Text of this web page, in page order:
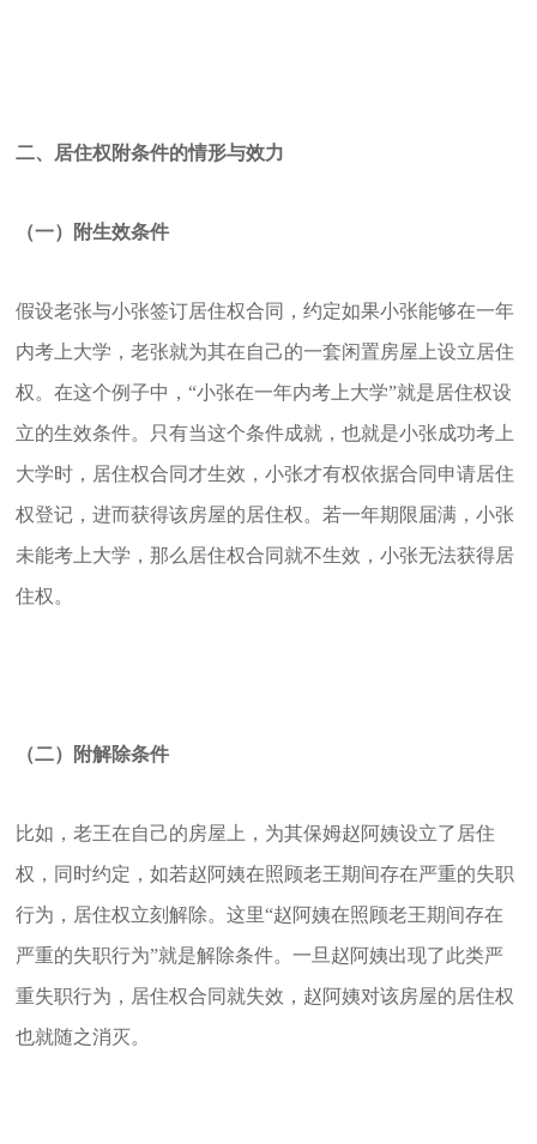
二、居住权附条件的情形与效力
（一）附生效条件
假设老张与小张签订居住权合同，约定如果小张能够在一年
内考上大学，老张就为其在自己的一套闲置房屋上设立居住
权。在这个例子中，“小张在一年内考上大学”就是居住权设
立的生效条件。只有当这个条件成就，也就是小张成功考上
大学时，居住权合同才生效，小张才有权依据合同申请居住
权登记，进而获得该房屋的居住权。若一年期限届满，小张
未能考上大学，那么居住权合同就不生效，小张无法获得居
住权。
（二）附解除条件
比如，老王在自己的房屋上，为其保姆赵阿姨设立了居住
权，同时约定，如若赵阿姨在照顾老王期间存在严重的失职
行为，居住权立刻解除。这里“赵阿姨在照顾老王期间存在
严重的失职行为”就是解除条件。一旦赵阿姨出现了此类严
重失职行为，居住权合同就失效，赵阿姨对该房屋的居住权
也就随之消灭。